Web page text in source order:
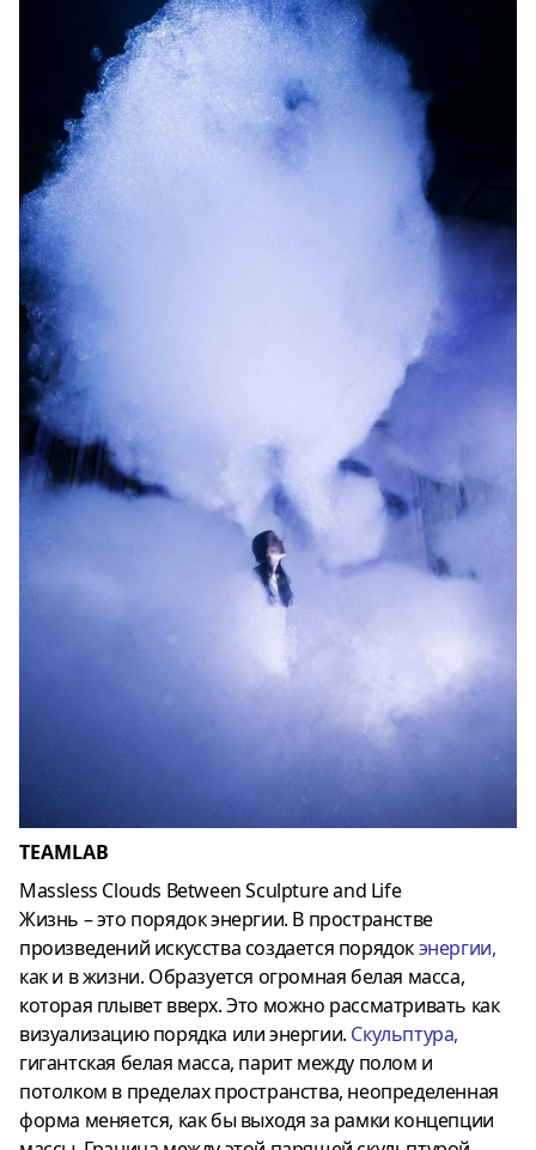
TEAMLAB
Massless Clouds Between Sculpture and Life
Жизнь – это порядок энергии. В пространстве
произведений искусства создается порядокэнергии,
как и в жизни. Образуется огромная белая масса,
которая плывет вверх. Это можно рассматривать как
визуализацию порядка или энергии. Скульптура,
гигантская белая масса, парит между полом и
потолком в пределах пространства, неопределенная
форма меняется, как бы выходя за рамки концепции